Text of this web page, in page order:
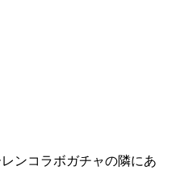
ンコラボガチャの隣にあ